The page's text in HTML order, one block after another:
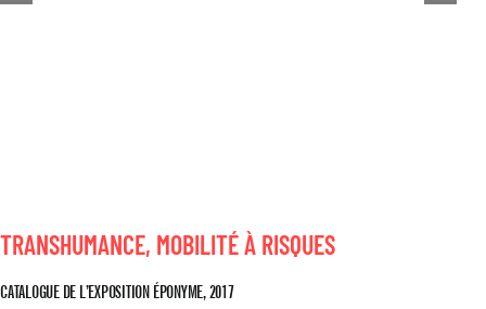
TRANSHUMANCE, MOBILITÉ À RISQUES
CATALOGUE DE L’EXPOSITION ÉPONYME, 2017